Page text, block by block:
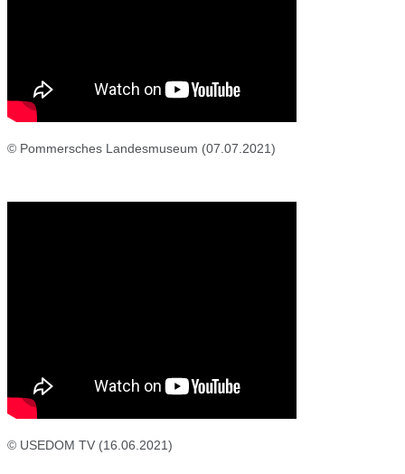
© Pommersches Landesmuseum (07.07.2021)
© USEDOM TV (16.06.2021)